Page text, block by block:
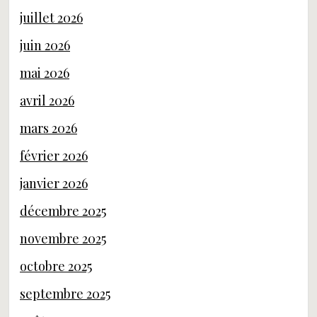
juillet 2026
juin 2026
mai 2026
avril 2026
mars 2026
février 2026
janvier 2026
décembre 2025
novembre 2025
octobre 2025
septembre 2025